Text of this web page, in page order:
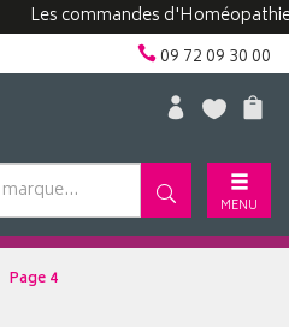
Les commandes d'Homéopathie
09 72 09 30 00
MENU
Page 4